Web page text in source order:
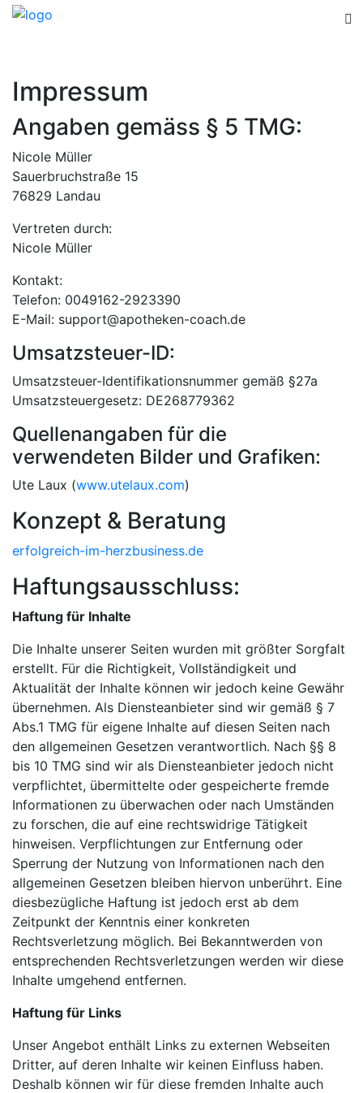
Impressum
Angaben gemäss § 5 TMG:
Nicole Müller
Sauerbruchstraße 15
76829 Landau
Vertreten durch:
Nicole Müller
Kontakt:
Telefon: 0049162-2923390
E-Mail: support@apotheken-coach.de
Umsatzsteuer-ID:
Umsatzsteuer-Identifikationsnummer gemäß §27a
Umsatzsteuergesetz: DE268779362
Quellenangaben für die
verwendeten Bilder und Grafiken:
Ute Laux (www.utelaux.com)
Konzept & Beratung
erfolgreich-im-herzbusiness.de
Haftungsausschluss:
Haftung für Inhalte
Die Inhalte unserer Seiten wurden mit größter Sorgfalt
erstellt. Für die Richtigkeit, Vollständigkeit und
Aktualität der Inhalte können wir jedoch keine Gewähr
übernehmen. Als Diensteanbieter sind wir gemäß § 7
Abs.1 TMG für eigene Inhalte auf diesen Seiten nach
den allgemeinen Gesetzen verantwortlich. Nach §§ 8
bis 10 TMG sind wir als Diensteanbieter jedoch nicht
verpflichtet, übermittelte oder gespeicherte fremde
Informationen zu überwachen oder nach Umständen
zu forschen, die auf eine rechtswidrige Tätigkeit
hinweisen. Verpflichtungen zur Entfernung oder
Sperrung der Nutzung von Informationen nach den
allgemeinen Gesetzen bleiben hiervon unberührt. Eine
diesbezügliche Haftung ist jedoch erst ab dem
Zeitpunkt der Kenntnis einer konkreten
Rechtsverletzung möglich. Bei Bekanntwerden von
entsprechenden Rechtsverletzungen werden wir diese
Inhalte umgehend entfernen.
Haftung für Links
Unser Angebot enthält Links zu externen Webseiten
Dritter, auf deren Inhalte wir keinen Einfluss haben.
Deshalb können wir für diese fremden Inhalte auch